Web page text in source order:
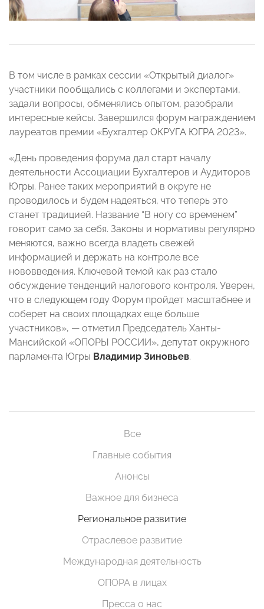
В том числе в рамках сессии «Открытый диалог»
участники пообщались с коллегами и экспертами,
задали вопросы, обменялись опытом, разобрали
интересные кейсы. Завершился форум награждением
лауреатов премии «Бухгалтер ОКРУГА ЮГРА 2023».
«День проведения форума дал старт началу
деятельности Ассоциации Бухгалтеров и Аудиторов
Югры. Ранее таких мероприятий в округе не
проводилось и будем надеяться, что теперь это
станет традицией. Название “В ногу со временем”
говорит само за себя. Законы и нормативы регулярно
меняются, важно всегда владеть свежей
информацией и держать на контроле все
нововведения. Ключевой темой как раз стало
обсуждение тенденций налогового контроля. Уверен,
что в следующем году Форум пройдет масштабнее и
соберет на своих площадках еще больше
участников», — отметил Председатель Ханты-
Мансийской «ОПОРЫ РОССИИ», депутат окружного
парламента Югры Владимир Зиновьев.
Все
Главные события
Анонсы
Важное для бизнеса
Региональное развитие
Отраслевое развитие
Международная деятельность
ОПОРА в лицах
Пресса о нас